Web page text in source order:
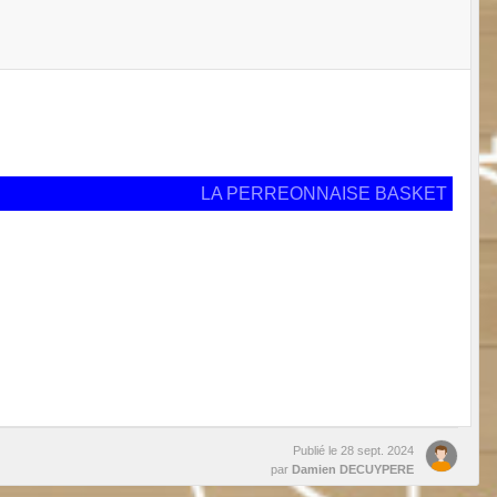
LA PERREONNAISE BASKET
Publié le 28 sept. 2024
par Damien DECUYPERE